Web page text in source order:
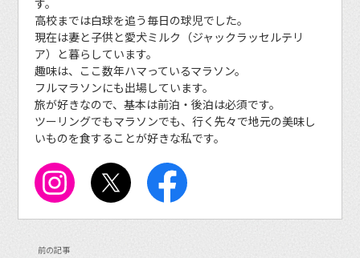
高校までは白球を追う毎日の球児でした。
現在は妻と子供と愛犬ミルク（ジャックラッセルテリ
ア）と暮らしています。
趣味は、ここ数年ハマっているマラソン。
フルマラソンにも出場しています。
旅が好きなので、基本は前泊・後泊は必須です。
ツーリングでもマラソンでも、行く先々で地元の美味し
いものを食することが好きな私です。